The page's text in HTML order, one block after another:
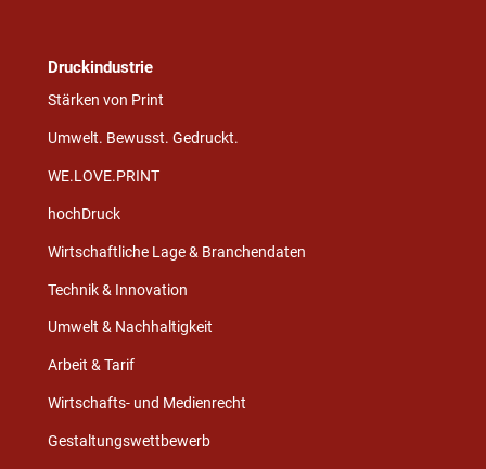
Druckindustrie
Stärken von Print
Umwelt. Bewusst. Gedruckt.
WE.LOVE.PRINT
hochDruck
Wirtschaftliche Lage & Branchendaten
Technik & Innovation
Umwelt & Nachhaltigkeit
Arbeit & Tarif
Wirtschafts- und Medienrecht
Gestaltungswettbewerb